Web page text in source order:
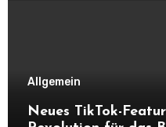
Allgemein
Neues TikTok-